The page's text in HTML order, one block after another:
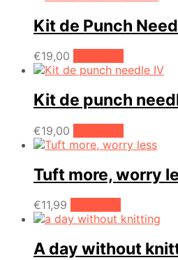
Kit de Punch
€19,00
Kit de punch
€19,00
Tuft more, worry
€11,99
A day without